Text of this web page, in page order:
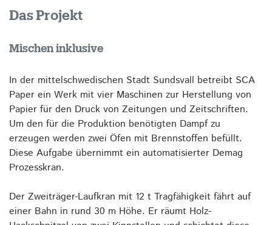
Das Projekt
Mischen inklusive
In der mittelschwedischen Stadt Sundsvall betreibt SCA
Paper ein Werk mit vier Maschinen zur Herstellung von
Papier für den Druck von Zeitungen und Zeitschriften.
Um den für die Produktion benötigten Dampf zu
erzeugen werden zwei Öfen mit Brennstoffen befüllt.
Diese Aufgabe übernimmt ein automatisierter Demag
Prozesskran.
Der Zweiträger-Laufkran mit 12 t Tragfähigkeit fährt auf
einer Bahn in rund 30 m Höhe. Er räumt Holz-